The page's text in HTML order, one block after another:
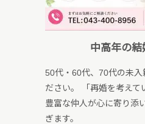
中高年の結
50代・60代、70代の未入
ださい。 「再婚を考えて
豊富な仲人が心に寄り添
ぎます。